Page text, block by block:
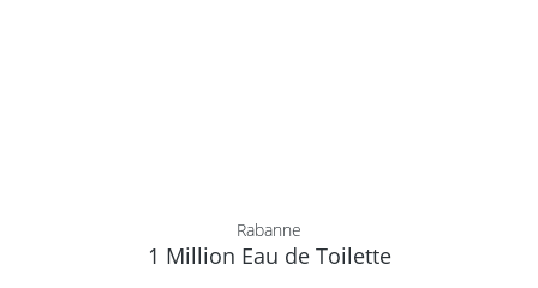
Rabanne
1 Million Eau de Toilette